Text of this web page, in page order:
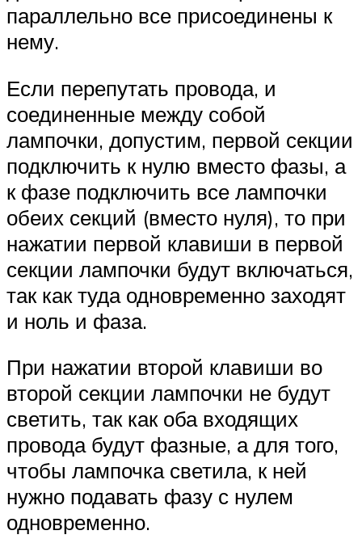
параллельно все присоединены к
нему.
Если перепутать провода, и
соединенные между собой
лампочки, допустим, первой секции
подключить к нулю вместо фазы, а
к фазе подключить все лампочки
обеих секций (вместо нуля), то при
нажатии первой клавиши в первой
секции лампочки будут включаться,
так как туда одновременно заходят
и ноль и фаза.
При нажатии второй клавиши во
второй секции лампочки не будут
светить, так как оба входящих
провода будут фазные, а для того,
чтобы лампочка светила, к ней
нужно подавать фазу с нулем
одновременно.